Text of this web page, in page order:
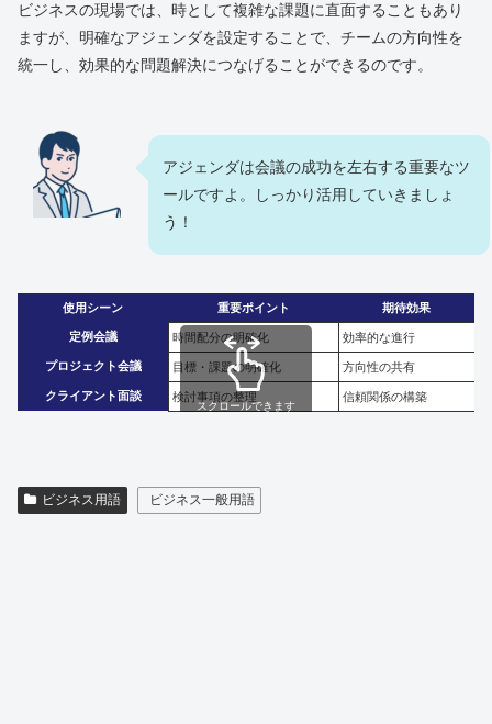
ビジネスの現場では、時として複雑な課題に直面することもあり
ますが、明確なアジェンダを設定することで、チームの方向性を
統一し、効果的な問題解決につなげることができるのです。
アジェンダは会議の成功を左右する重要なツ
ールですよ。しっかり活用していきましょ
う！
使用シーン 重要ポイント 期待効果
定例会議 時間配分の明確化 効率的な進行
プロジェクト会議 目標・課題の明確化 方向性の共有
クライアント面談 検討事項の整理 信頼関係の構築
スクロールできます
ビジネス用語 ビジネス一般用語